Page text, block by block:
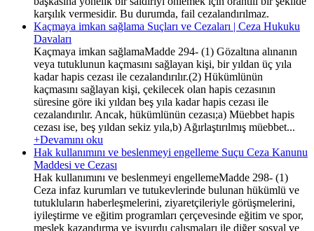
karşılık vermesidir. Bu durumda, fail cezalandırılmaz.
Kaçmaya imkan sağlama Suçları ve Cezaları | Ceza Hukuku
Davaları
Kaçmaya imkan sağlamaMadde 294- (1) Gözaltına alınanın
veya tutuklunun kaçmasını sağlayan kişi, bir yıldan üç yıla
kadar hapis cezası ile cezalandırılır.(2) Hükümlünün
kaçmasını sağlayan kişi, çekilecek olan hapis cezasının
süresine göre iki yıldan beş yıla kadar hapis cezası ile
cezalandırılır. Ancak, hükümlünün cezası;a) Müebbet hapis
cezası ise, beş yıldan sekiz yıla,b) Ağırlaştırılmış müebbet...
+Devamını oku
Hak kullanımını ve beslenmeyi engelleme Suçu Ceza Kanunu
Maddesi ve Cezası
Hak kullanımını ve beslenmeyi engellemeMadde 298- (1)
Ceza infaz kurumları ve tutukevlerinde bulunan hükümlü ve
tutukluların haberleşmelerini, ziyaretçileriyle görüşmelerini,
iyileştirme ve eğitim programları çerçevesinde eğitim ve spor,
meslek kazandırma ve işyurdu çalışmaları ile diğer sosyal ve